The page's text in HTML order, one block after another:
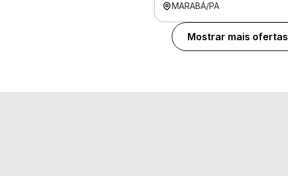
MARABÁ/PA
Mostrar mais ofertas